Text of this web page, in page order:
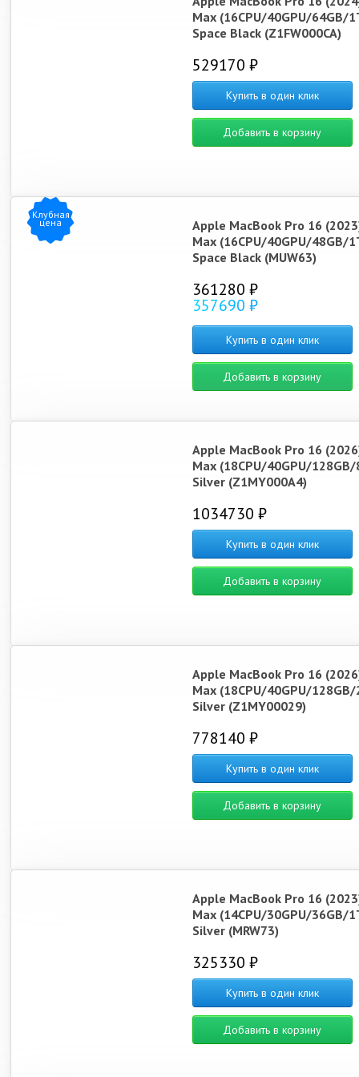
Max (16CPU/40GPU/64GB/
Space Black (Z1FW000CA)
529170 ₽
Купить в один клик
Добавить в корзину
Клубная
цена
Apple MacBook Pro 16
Max (16CPU/40GPU/48GB/
Space Black (MUW63)
361280 ₽
357690 ₽
Купить в один клик
Добавить в корзину
Apple MacBook Pro 16
Max (18CPU/40GPU/
Silver (Z1MY000A4)
1034730 ₽
Купить в один клик
Добавить в корзину
Apple MacBook Pro 16
Max (18CPU/40GPU/
Silver (Z1MY00029)
778140 ₽
Купить в один клик
Добавить в корзину
Apple MacBook Pro 16
Max (14CPU/30GPU/36GB/
Silver (MRW73)
325330 ₽
Купить в один клик
Добавить в корзину